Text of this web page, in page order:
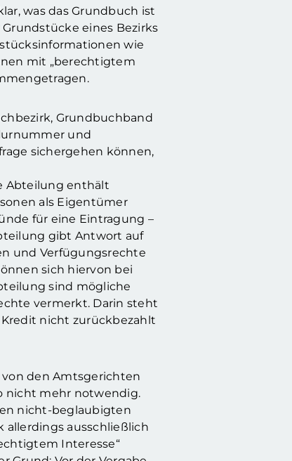
was das Grundbuch ist
eines Bezirks
wie
mit „berechtigtem
Grundbuchband
und
sichergehen können,
Abteilung enthält
als Eigentümer
für eine Eintragung –
gibt Antwort auf
und Verfügungsrechte
sich hiervon bei
sind mögliche
vermerkt. Darin steht
Kredit nicht zurückbezahlt
den Amtsgerichten
nicht mehr notwendig.
nicht-beglaubigten
allerdings ausschließlich
Interesse“